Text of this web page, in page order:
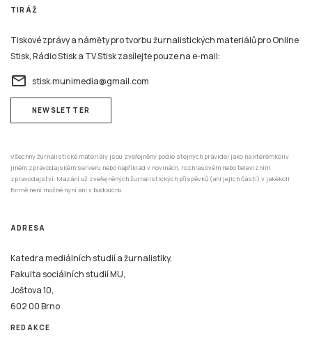
TIRÁŽ
Tiskové zprávy a náměty pro tvorbu žurnalistických materiálů pro Online
Stisk, Rádio Stisk a TV Stisk zasílejte pouze na e-mail:
email stisk.munimedia@gmail.com
NEWSLETTER
Všechny žurnalistické materiály jsou zveřejněny podle stejných pravidel jako na kterémkoliv
jiném zpravodajském serveru nebo například v novinách, rozhlasovém nebo televizním
zpravodajství. Mazání už zveřejněných žurnalistických příspěvků (ani jejich částí) v jakékoli
formě není možné nyní ani v budoucnu.
ADRESA
Katedra mediálních studií a žurnalistiky,
Fakulta sociálních studií MU,
Joštova 10,
602 00 Brno
REDAKCE